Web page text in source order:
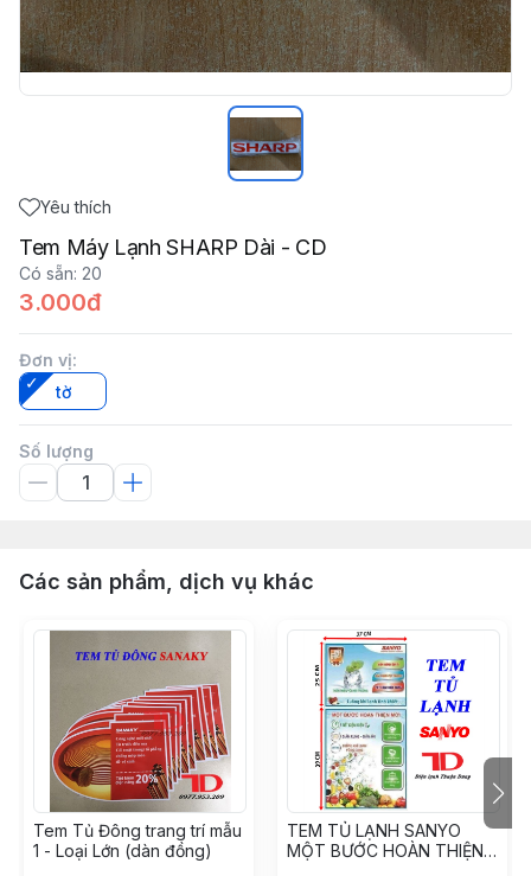
Yêu thích
Tem Máy Lạnh SHARP Dài - CD
Có sẵn: 20
3.000đ
Đơn vị:
tờ
Số lượng
Các sản phẩm, dịch vụ khác
Tem Tủ Đông trang trí mẫu
1 - Loại Lớn (dàn đồng)
TEM TỦ LẠNH SANYO
MỘT BƯỚC HOÀN THIỆN